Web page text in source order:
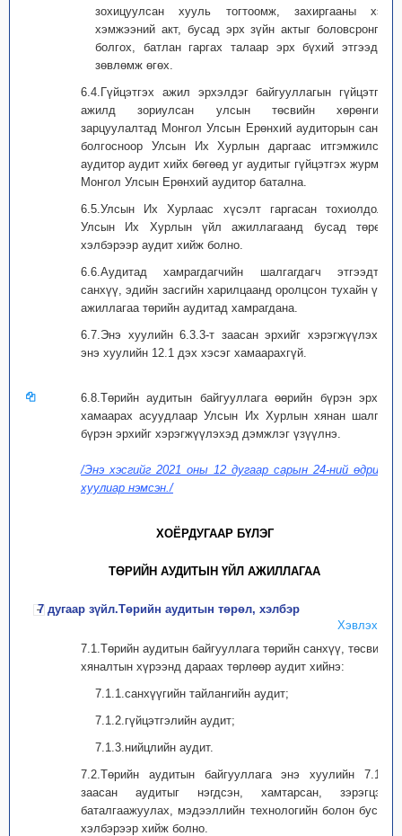
зохицуулсан хууль тогтоомж, захиргааны хэм
хэмжээний акт, бусад эрх зүйн актыг боловсронгуй
болгох, батлан гаргах талаар эрх бүхий этгээдэд
зөвлөмж өгөх.
6.4.Гүйцэтгэх ажил эрхэлдэг байгууллагын гүйцэтгэх
ажилд зориулсан улсын төсвийн хөрөнгийн
зарцуулалтад Монгол Улсын Ерөнхий аудиторын санал
болгосноор Улсын Их Хурлын даргаас итгэмжилсэн
аудитор аудит хийх бөгөөд уг аудитыг гүйцэтгэх журмыг
Монгол Улсын Ерөнхий аудитор батална.
6.5.Улсын Их Хурлаас хүсэлт гаргасан тохиолдолд
Улсын Их Хурлын үйл ажиллагаанд бусад төрөл,
хэлбэрээр аудит хийж болно.
6.6.Аудитад хамрагдагчийн шалгагдагч этгээдтэй
санхүү, эдийн засгийн харилцаанд оролцсон тухайн үйл
ажиллагаа төрийн аудитад хамрагдана.
6.7.Энэ хуулийн 6.3.3-т заасан эрхийг хэрэгжүүлэхэд
энэ хуулийн 12.1 дэх хэсэг хамаарахгүй.
6.8.Төрийн аудитын байгууллага өөрийн бүрэн эрхэд
хамаарах асуудлаар Улсын Их Хурлын хянан шалгах
бүрэн эрхийг хэрэгжүүлэхэд дэмжлэг үзүүлнэ.
/Энэ хэсгийг 2021 оны 12 дугаар сарын 24-ний өдрийн
хуулиар нэмсэн./
ХОЁРДУГААР БҮЛЭГ
ТӨРИЙН АУДИТЫН ҮЙЛ АЖИЛЛАГАА
7 дугаар зүйл.Төрийн аудитын төрөл, хэлбэр
Хэвлэх
7.1.Төрийн аудитын байгууллага төрийн санхүү, төсвийн
хяналтын хүрээнд дараах төрлөөр аудит хийнэ:
7.1.1.санхүүгийн тайлангийн аудит;
7.1.2.гүйцэтгэлийн аудит;
7.1.3.нийцлийн аудит.
7.2.Төрийн аудитын байгууллага энэ хуулийн 7.1-д
заасан аудитыг нэгдсэн, хамтарсан, зэрэгцээ,
баталгаажуулах, мэдээллийн технологийн болон бусад
хэлбэрээр хийж болно.